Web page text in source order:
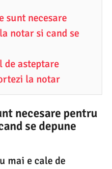
sunt necesare
notar si cand se
de asteptare
la notar
necesare pentru
se depune
mai e cale de